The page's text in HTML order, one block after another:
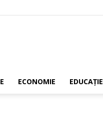
ECONOMIE EDUCAŢIE